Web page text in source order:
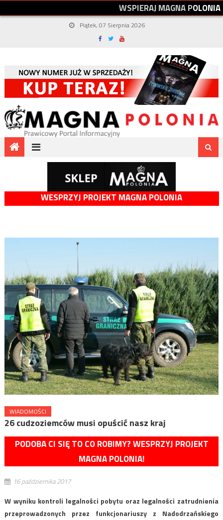
WSPIERAJMAGNAPOLONIA
Piątek, 07 Sierpnia 2026
WESPRZYJ PROJEKT MAGNA POLONIA
WIADOMOŚCI
26 cudzoziemców musi opuścić nasz kraj
PODOBA CI SIĘ TO CO ROBIMY? WESPRZYJ PROJEKT
MAGNA POLONIA!
16 października 2017
W wyniku kontroli legalności pobytu oraz legalności zatrudnienia
przeprowadzonych przez funkcjonariuszy z Nadodrzańskiego